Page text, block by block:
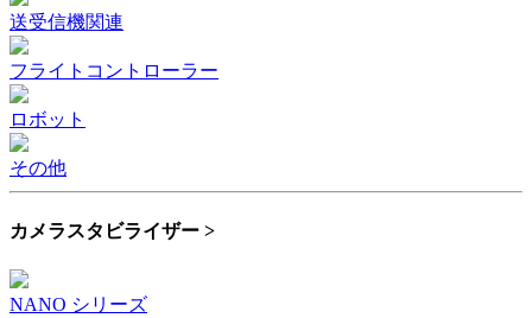
送受信機関連
フライトコントローラー
ロボット
その他
カメラスタビライザー >
NANO シリーズ